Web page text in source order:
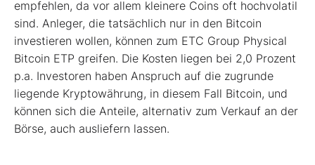
empfehlen, da vor allem kleinere Coins oft hochvolatil
sind. Anleger, die tatsächlich nur in den Bitcoin
investieren wollen, können zum ETC Group Physical
Bitcoin ETP greifen. Die Kosten liegen bei 2,0 Prozent
p.a. Investoren haben Anspruch auf die zugrunde
liegende Kryptowährung, in diesem Fall Bitcoin, und
können sich die Anteile, alternativ zum Verkauf an der
Börse, auch ausliefern lassen.